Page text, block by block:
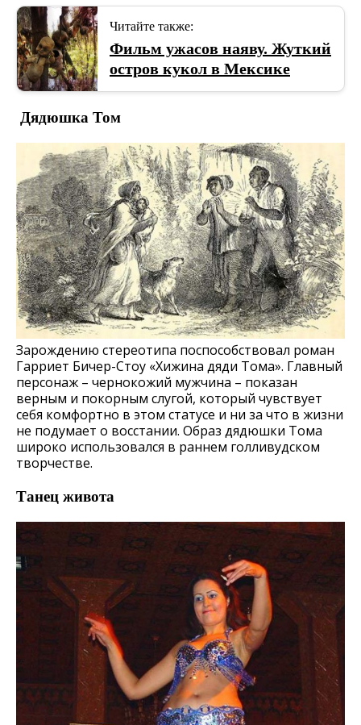
Читайте также:
Фильм ужасов наяву. Жуткий
остров кукол в Мексике
Дядюшка Том
Зарождению стереотипа поспособствовал роман
Гарриет Бичер-Стоу «Хижина дяди Тома». Главный
персонаж – чернокожий мужчина – показан
верным и покорным слугой, который чувствует
себя комфортно в этом статусе и ни за что в жизни
не подумает о восстании. Образ дядюшки Тома
широко использовался в раннем голливудском
творчестве.
Танец живота